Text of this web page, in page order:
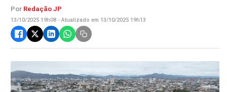
Por Redação JP
13/10/2025 19h08 - Atualizado em 13/10/2025 19h13